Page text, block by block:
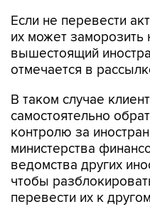
Если не перевести
их может
вышестоящий
отмечается в
В таком случае
самостоятельно
контролю за
министерства
ведомства других
чтобы
перевести их к